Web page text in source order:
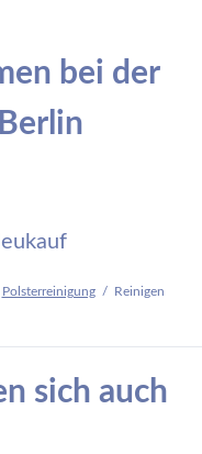
bei der
Polsterreinigung
Reinigen
sich auch